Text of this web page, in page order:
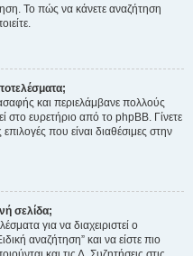
Το πώς να κάνετε αναζήτηση
και περιελάμβανε πολλούς
ευρετήριο από το phpBB. Γίνετε
που είναι διαθέσιμες στην
σελίδα;
για να διαχειριστεί ο
αναζήτηση” και να είστε πιο